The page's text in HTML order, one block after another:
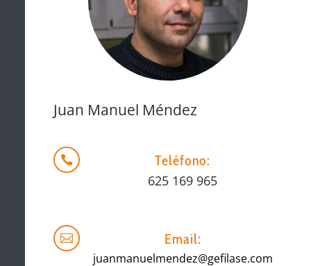
Juan Manuel Méndez

Teléfono:
625 169 965
 Email:
juanmanuelmendez@gefilase.com